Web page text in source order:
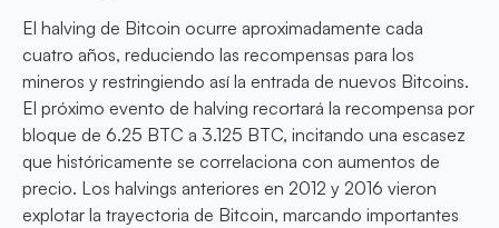
El halving de Bitcoin ocurre aproximadamente cada
cuatro años, reduciendo las recompensas para los
mineros y restringiendo así la entrada de nuevos Bitcoins.
El próximo evento de halving recortará la recompensa por
bloque de 6.25 BTC a 3.125 BTC, incitando una escasez
que históricamente se correlaciona con aumentos de
precio. Los halvings anteriores en 2012 y 2016 vieron
explotar la trayectoria de Bitcoin, marcando importantes